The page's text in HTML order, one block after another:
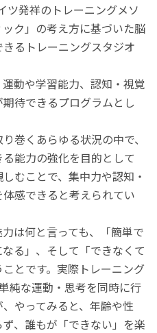
ツ発祥のトレーニングメソ
ク」の考え方に基づいた脳
るトレーニングスタジオ
運動や学習能力、認知・視覚
待できるプログラムとし
巻くあらゆる状況の中で、
能力の強化を目的として
むことで、集中力や認知・
感できると考えられてい
は何と言っても、「簡単で
る」、そして「できなくて
とです。実際トレーニング
純な運動・思考を同時に行
やってみると、年齢や性
、誰もが「できない」を楽